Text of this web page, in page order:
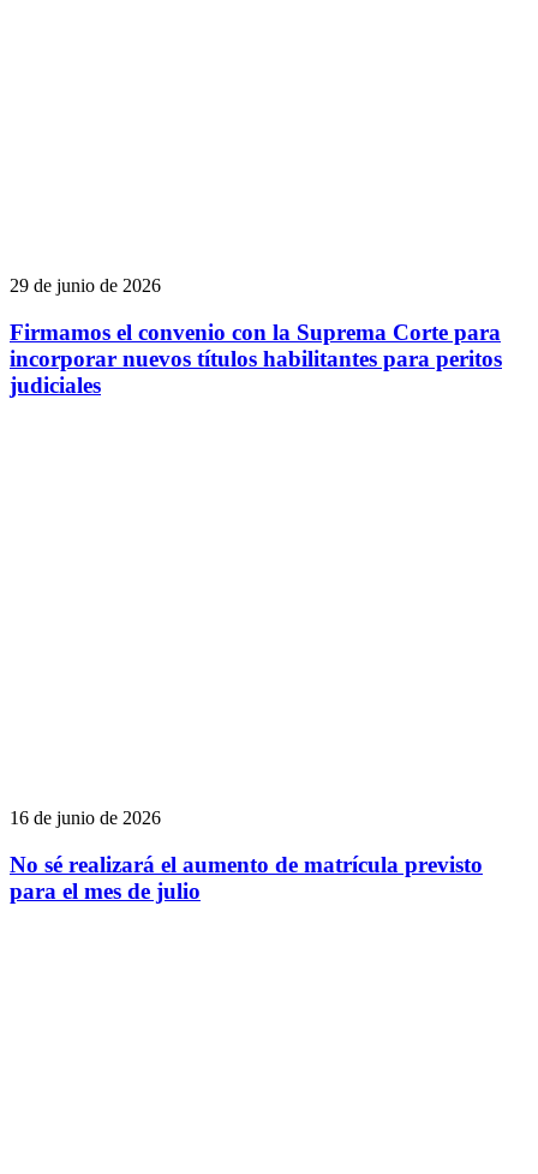
29 de junio de 2026
Firmamos el convenio con la Suprema Corte para
incorporar nuevos títulos habilitantes para peritos
judiciales
16 de junio de 2026
No sé realizará el aumento de matrícula previsto
para el mes de julio